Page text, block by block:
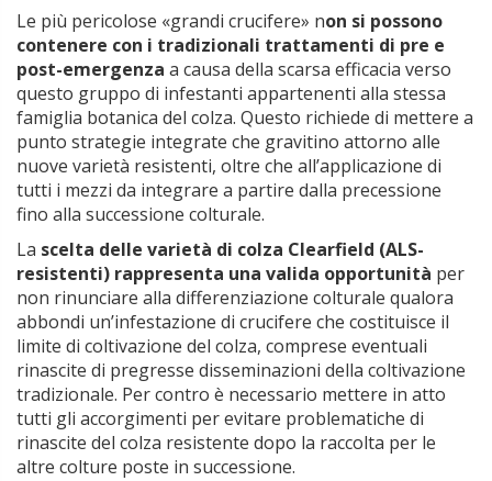
Le più pericolose «grandi crucifere» non si possono
contenere con i tradizionali trattamenti di pre e
post-emergenza a causa della scarsa efficacia verso
questo gruppo di infestanti appartenenti alla stessa
famiglia botanica del colza. Questo richiede di mettere a
punto strategie integrate che gravitino attorno alle
nuove varietà resistenti, oltre che all’applicazione di
tutti i mezzi da integrare a partire dalla precessione
fino alla successione colturale.
La scelta delle varietà di colza Clearfield (ALS-
resistenti) rappresenta una valida opportunità per
non rinunciare alla differenziazione colturale qualora
abbondi un’infestazione di crucifere che costituisce il
limite di coltivazione del colza, comprese eventuali
rinascite di pregresse disseminazioni della coltivazione
tradizionale. Per contro è necessario mettere in atto
tutti gli accorgimenti per evitare problematiche di
rinascite del colza resistente dopo la raccolta per le
altre colture poste in successione.